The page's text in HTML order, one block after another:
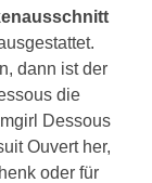
dann ist der
die
Dessous
Ouvert her,
oder für